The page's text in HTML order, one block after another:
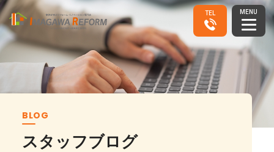
TEL MENU
BLOG
スタッフブログ
その他